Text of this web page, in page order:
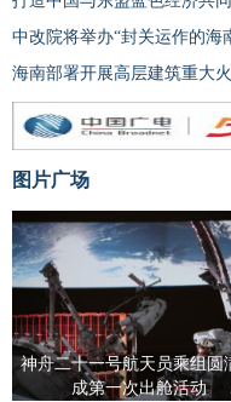
中改院将举办“封关运作的海
海南部署开展高层建筑重大
图片广场
神舟二十一号航天员乘组圆
成第一次出舱活动